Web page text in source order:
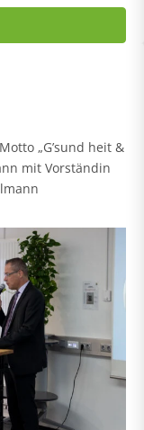
„G’sund heit &
mit Vorständin